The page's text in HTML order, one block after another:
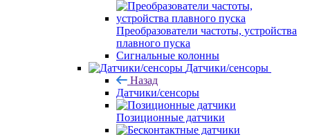
Преобразователи частоты, устройства
плавного пуска
Сигнальные колонны
Датчики/сенсоры
Назад
Датчики/сенсоры
Позиционные датчики